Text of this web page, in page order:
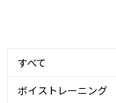
すべて
ボイストレーニング